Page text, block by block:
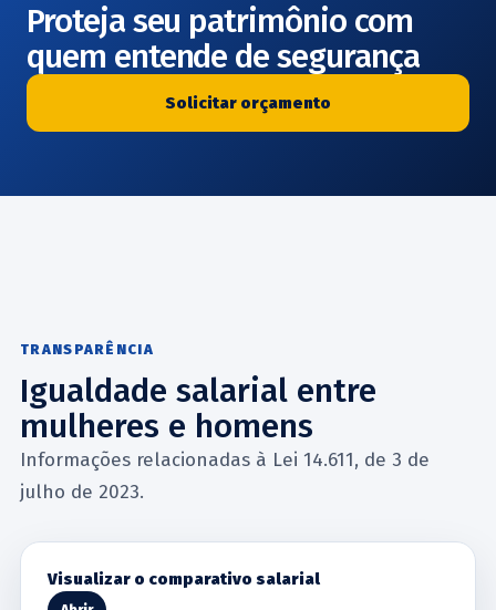
Proteja seu patrimônio com
quem entende de segurança
Solicitar orçamento
TRANSPARÊNCIA
Igualdade salarial entre
mulheres e homens
Informações relacionadas à Lei 14.611, de 3 de
julho de 2023.
Visualizar o comparativo salarial